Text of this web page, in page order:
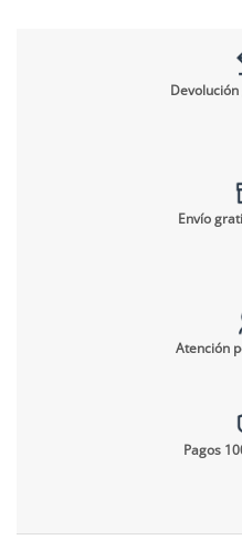
Envío
Atención
Pagos